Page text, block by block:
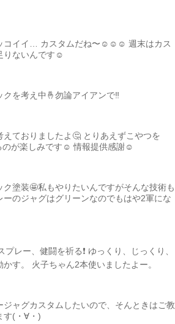
コイイ… カスタムだね〜☺︎☺︎☺︎ 週末はカス
りないんです☺️
クを考え中🤞勿論アイアンで‼️
えておりましたよ🤔 とりあえずこやつを
のが楽しみです☺︎ 情報提供感謝☺︎
ク塗装🤩私もやりたいんですがそんな技術も
のジャグはグリーンなのでもはや2軍にな
レー、健闘を祈る❗️ ゆっくり、じっくり、
す。 火子ちゃん2本使いましたよー。
ジャグカスタムしたいので、そんときはご教
す(・∀・)